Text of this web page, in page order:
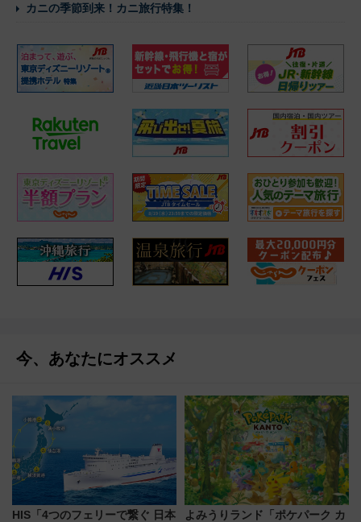
カニの季節到来！カニ旅行特集！
今、あなたにオススメ
HIS「4つのフェリーで繋ぐ 日本
よみうりランド「ポケパーク カ